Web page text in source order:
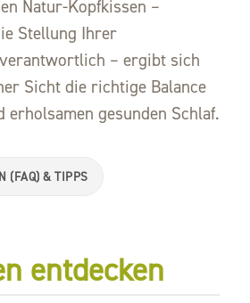
Natur-Kopfkissen –
Stellung Ihrer
– ergibt sich
Sicht die richtige Balance
erholsamen gesunden Schlaf.
(FAQ) & TIPPS
entdecken